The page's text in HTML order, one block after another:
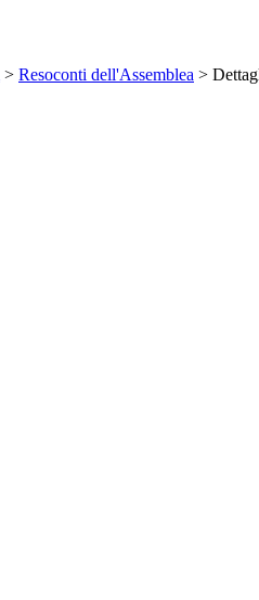
> Resoconti dell'Assemblea >